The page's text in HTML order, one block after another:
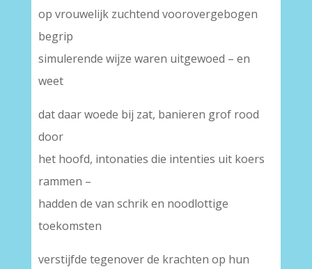
op vrouwelijk zuchtend voorovergebogen
begrip
simulerende wijze waren uitgewoed – en
weet
dat daar woede bij zat, banieren grof rood
door
het hoofd, intonaties die intenties uit koers
rammen –
hadden de van schrik en noodlottige
toekomsten
verstijfde tegenover de krachten op hun